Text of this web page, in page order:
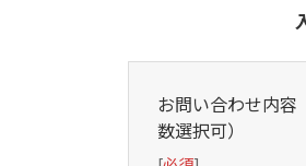
お問い合わせ内容
数選択可）